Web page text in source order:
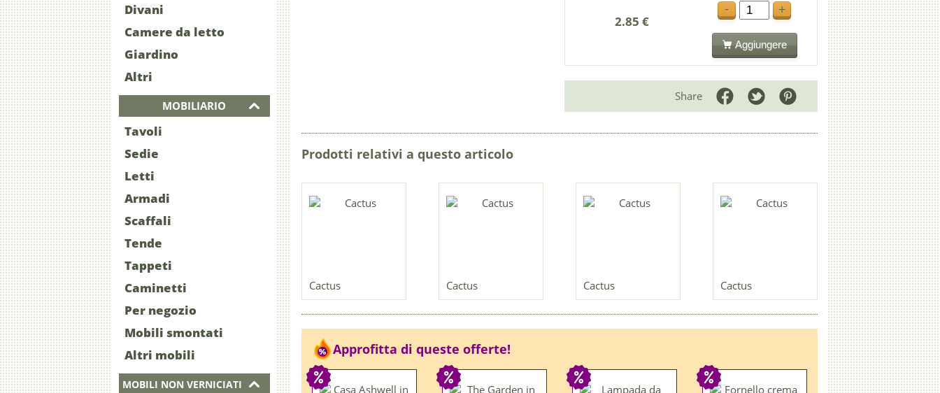
Divani
Camere da letto
Giardino
Altri
MOBILIARIO
Tavoli
Sedie
Letti
Armadi
Scaffali
Tende
Tappeti
Caminetti
Per negozio
Mobili smontati
Altri mobili
MOBILI NON VERNICIATI
2.85 €
-
+
Aggiungere
Share
Prodotti relativi a questo articolo
Cactus Cactus Cactus Cactus
Approfitta di queste offerte!